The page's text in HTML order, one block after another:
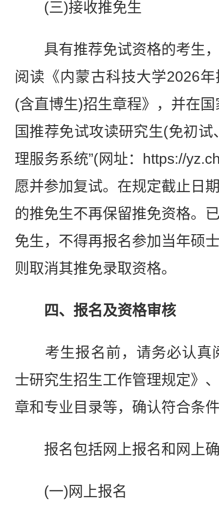
(三)接收推免生
具有推荐免试资格的考生，
阅读《内蒙古科技大学2026
(含直博生)招生章程》，并在
国推荐免试攻读研究生(免初
理服务系统”(网址：https://
愿并参加复试。在规定截止日
的推免生不再保留推免资格。
免生，不得再报名参加当年硕
则取消其推免录取资格。
四、报名及资格审核
考生报名前，请务必认真
士研究生招生工作管理规定》
章和专业目录等，确认符合条
报名包括网上报名和网上确
(一)网上报名